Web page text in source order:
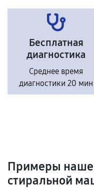
Бесплатная
диагностика
Среднее время
диагностики 20 мин
Примеры
стиральной